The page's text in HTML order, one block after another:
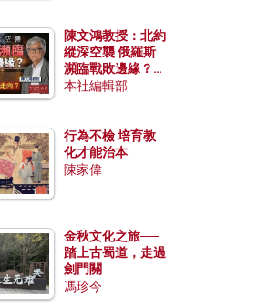
陳文鴻教授：北約
縱深空襲 俄羅斯
瀕臨戰敗邊緣？中
國零部件能左右戰
本社編輯部
行為不檢 培育教
化才能治本
陳家偉
金秋文化之旅──
踏上古蜀道，走過
劍門關
馮珍今